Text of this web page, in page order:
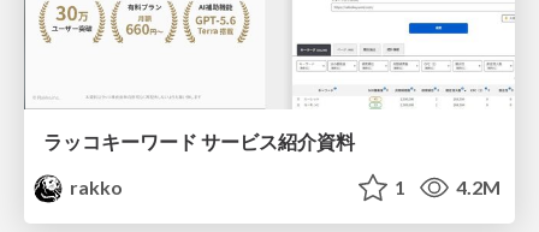
ラッコキーワード サービス紹介資料
rakko
1 4.2M